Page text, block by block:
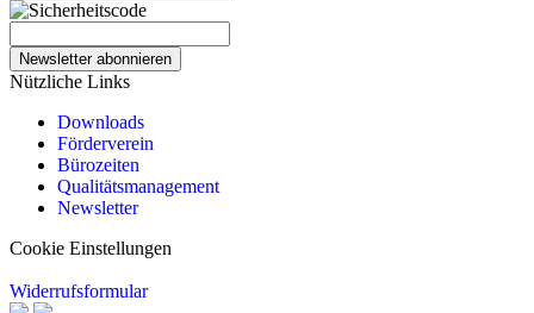
Newsletter abonnieren
Nützliche Links
Downloads
Förderverein
Bürozeiten
Qualitätsmanagement
Newsletter
Cookie Einstellungen
Widerrufsformular